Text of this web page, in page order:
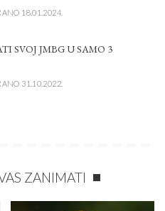
18.01.2024.
SVOJ JMBG U SAMO 3
31.10.2022.
ZANIMATI